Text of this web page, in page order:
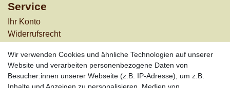
Service
Ihr Konto
Widerrufs­recht
Zahlungsarten
Informationen
Wir verwenden Cookies und ähnliche Technologien auf unserer
Website und verarbeiten personenbezogene Daten von
Besucher:innen unserer Webseite (z.B. IP-Adresse), um z.B.